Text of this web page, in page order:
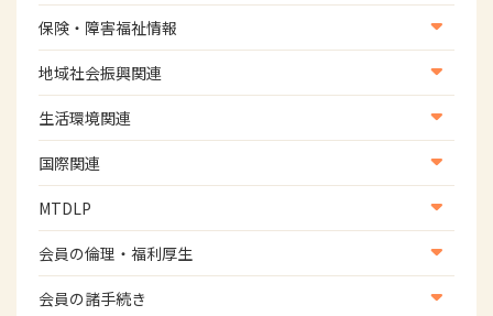
学会
学術誌
養成教育
生涯教育
研修会
協会認定資格試験・審査会情報
保険・障害福祉情報
医療保険情報
介護保険情報
児童福祉・障害福祉情報
地域社会振興関連
地域社会振興部地域事業支援課【認知症対策班】
地域社会振興部地域事業支援課【地域包括ケア推進班】
地域社会振興部地域事業支援課【運転と地域移動推進
班】
スポーツ振興関連
災害対策関連
生活環境関連
生活環境・福祉用具支援
国際関連
国際関連
WFOT等海外関連情報
MTDLP
MTDLP室
会員の倫理・福利厚生
会員向け団体保険のご案内
会員の諸手続き